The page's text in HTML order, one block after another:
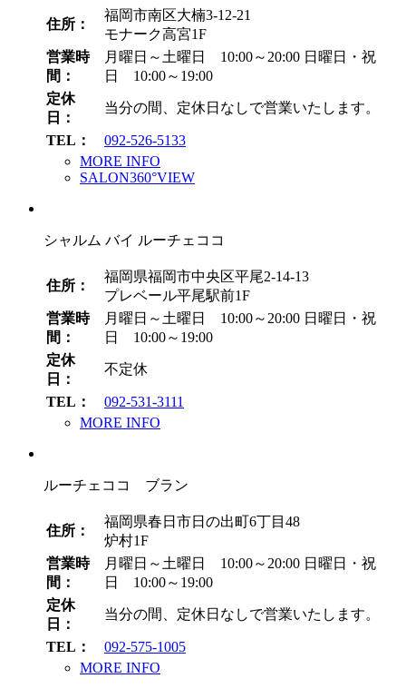
住所：
福岡市南区大楠3-12-21
モナーク高宮1F
営業時
間：
月曜日～土曜日 10:00～20:00 日曜日・祝
日 10:00～19:00
定休
日：
当分の間、定休日なしで営業いたします。
TEL：
092-526-5133
MORE INFO
SALON360°VIEW
シャルム バイ ルーチェココ
住所：
福岡県福岡市中央区平尾2-14-13
プレベール平尾駅前1F
営業時
間：
月曜日～土曜日 10:00～20:00 日曜日・祝
日 10:00～19:00
定休
日：
不定休
TEL：
092-531-3111
MORE INFO
ルーチェココ ブラン
住所：
福岡県春日市日の出町6丁目48
炉村1F
営業時
間：
月曜日～土曜日 10:00～20:00 日曜日・祝
日 10:00～19:00
定休
日：
当分の間、定休日なしで営業いたします。
TEL：
092-575-1005
MORE INFO